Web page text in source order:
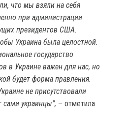
что мы взяли на себя
при администрации
президентов США.
Украина была целостной.
государство
в Украине важен для нас, но
будет форма правления.
не присутствовали
сами украинцы", – отметила